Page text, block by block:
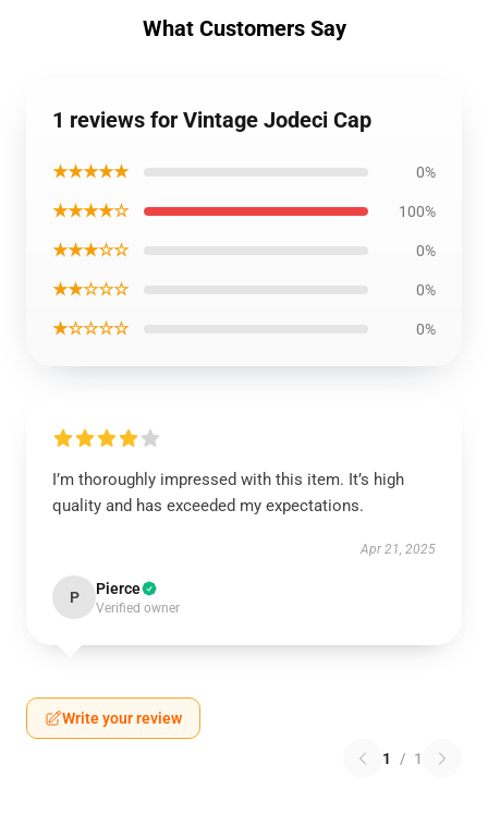
What Customers Say
1 reviews for Vintage Jodeci Cap
★★★★★ 0%
★★★★☆ 100%
★★★☆☆ 0%
★★☆☆☆ 0%
★☆☆☆☆ 0%
I’m thoroughly impressed with this item. It’s high
quality and has exceeded my expectations.
Apr 21, 2025
P Pierce
Verified owner
Write your review
1 / 1